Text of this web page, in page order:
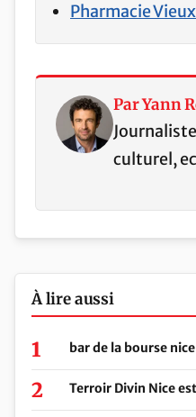
Pharmacie
Par Yann
culturel,
À lire aussi
bar de la bourse
Terroir Divin Nice